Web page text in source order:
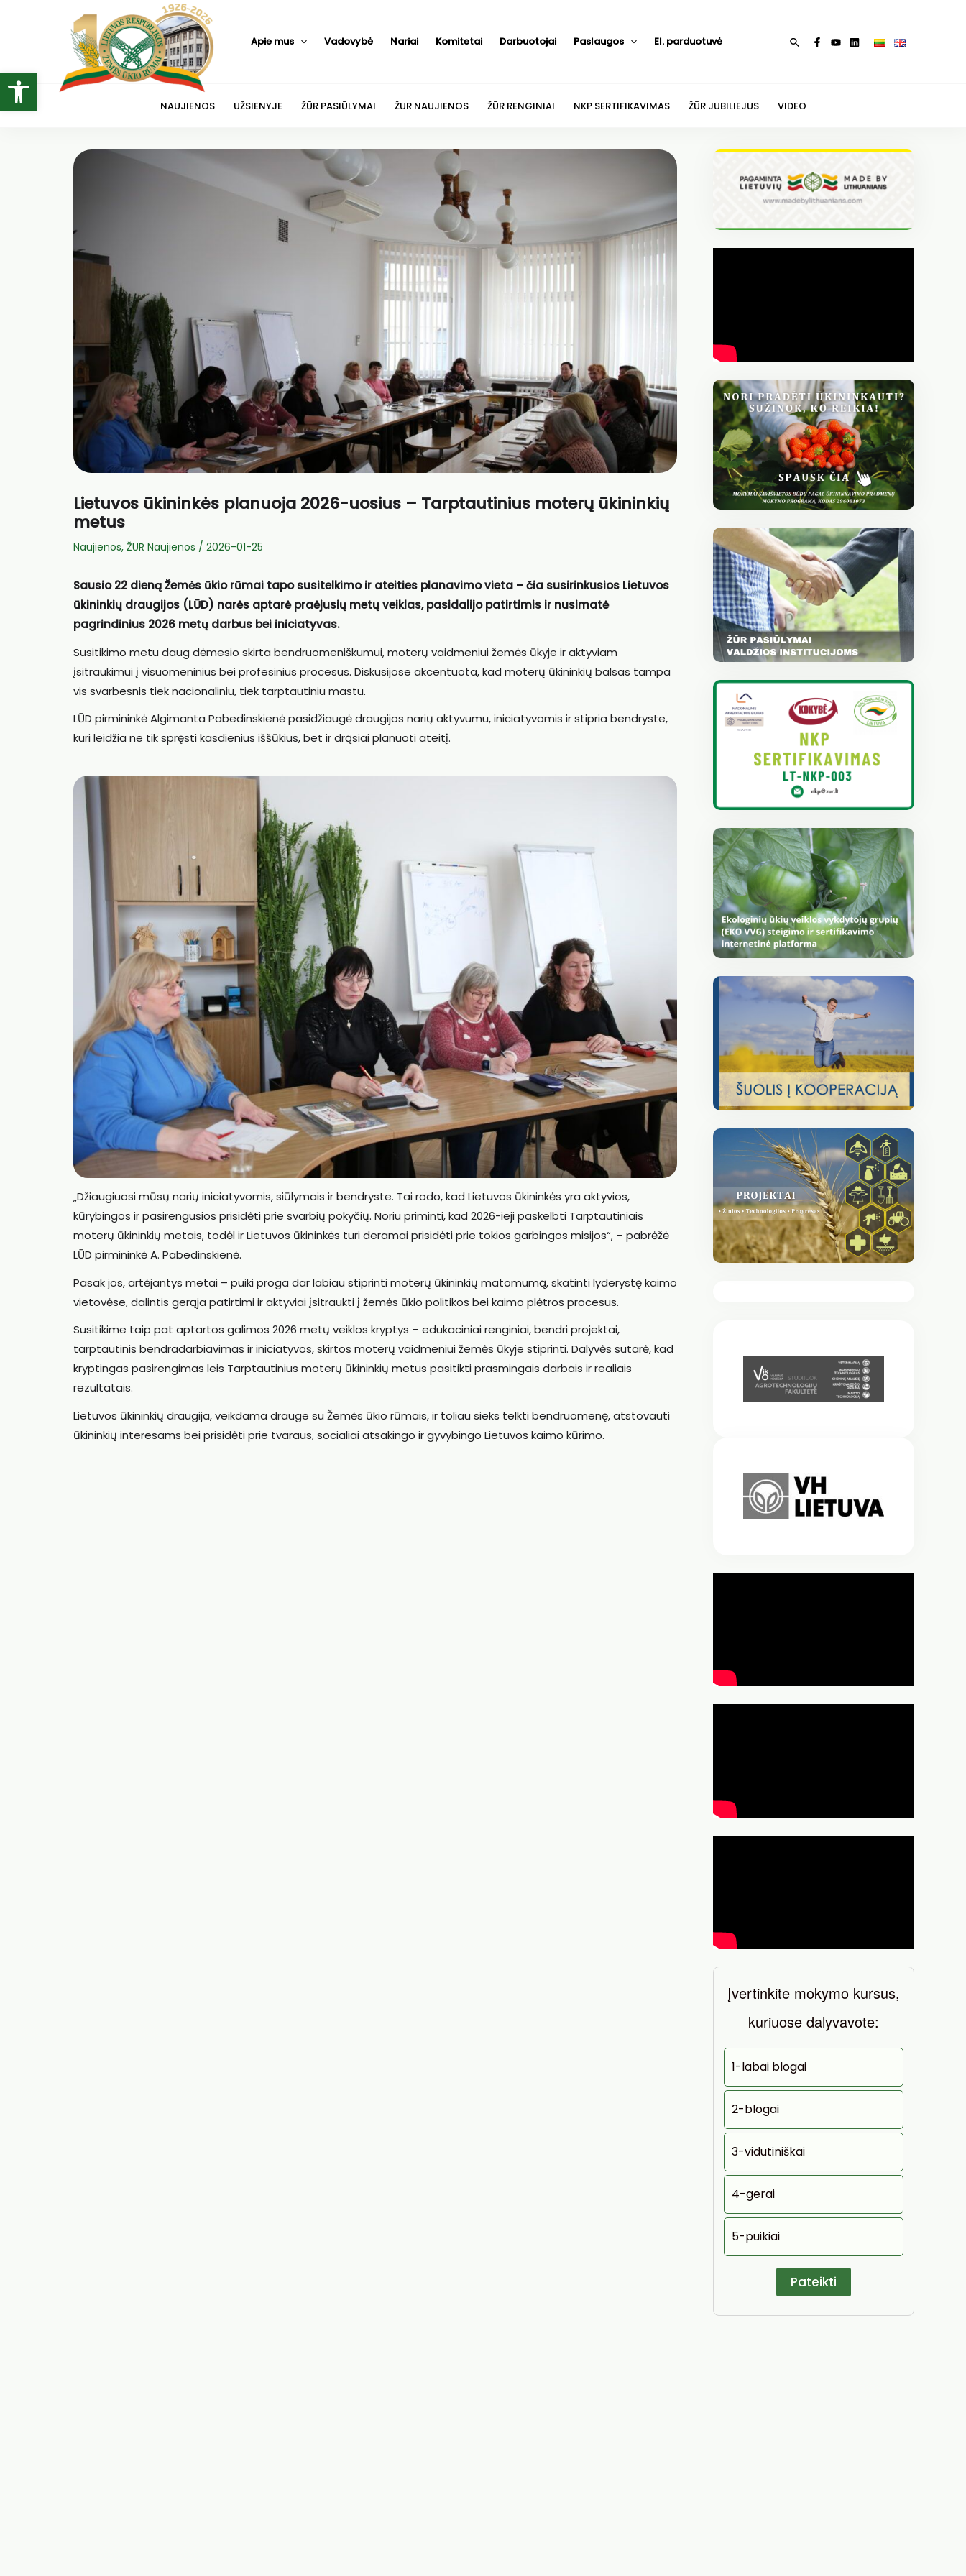
Open toolbar
Apie mus Vadovybė Nariai Komitetai Darbuotojai Paslaugos El. parduotuvė Paieška
NAUJIENOS UŽSIENYJE ŽŪR PASIŪLYMAI ŽUR NAUJIENOS ŽŪR RENGINIAI NKP SERTIFIKAVIMAS ŽŪR JUBILIEJUS VIDEO
Lietuvos ūkininkės planuoja 2026-uosius – Tarptautinius moterų ūkininkių
metus
Naujienos, ŽUR Naujienos / 2026-01-25
Sausio 22 dienąŽemės ūkio rūmai tapo susitelkimo ir ateities planavimo vieta – čia susirinkusios Lietuvos
ūkininkių draugijos (LŪD) narės aptarė praėjusių metų veiklas, pasidalijo patirtimis ir nusimatė
pagrindinius 2026 metų darbus bei iniciatyvas.
Susitikimo metu daug dėmesio skirta bendruomeniškumui, moterų vaidmeniui žemės ūkyje ir aktyviam
įsitraukimui į visuomeninius bei profesinius procesus. Diskusijose akcentuota, kad moterų ūkininkių balsas tampa
vis svarbesnis tiek nacionaliniu, tiek tarptautiniu mastu.
LŪD pirmininkėAlgimanta Pabedinskienėpasidžiaugė draugijos narių aktyvumu, iniciatyvomis ir stipria bendryste,
kuri leidžia ne tik spręsti kasdienius iššūkius, bet ir drąsiai planuoti ateitį.
„Džiaugiuosi mūsų narių iniciatyvomis, siūlymais ir bendryste. Tai rodo, kad Lietuvos ūkininkės yra aktyvios,
kūrybingos ir pasirengusios prisidėti prie svarbių pokyčių. Noriu priminti, kad 2026-ieji paskelbti Tarptautiniais
moterų ūkininkių metais, todėl ir Lietuvos ūkininkės turi deramai prisidėti prie tokios garbingos misijos“, – pabrėžė
LŪD pirmininkė A. Pabedinskienė.
Pasak jos, artėjantys metai – puiki proga dar labiau stiprinti moterų ūkininkių matomumą, skatinti lyderystę kaimo
vietovėse, dalintis gerąja patirtimi ir aktyviai įsitraukti į žemės ūkio politikos bei kaimo plėtros procesus.
Susitikime taip pat aptartos galimos 2026 metų veiklos kryptys – edukaciniai renginiai, bendri projektai,
tarptautinis bendradarbiavimas ir iniciatyvos, skirtos moterų vaidmeniui žemės ūkyje stiprinti. Dalyvės sutarė, kad
kryptingas pasirengimas leis Tarptautinius moterų ūkininkių metus pasitikti prasmingais darbais ir realiais
rezultatais.
Lietuvos ūkininkių draugija, veikdama drauge su Žemės ūkio rūmais, ir toliau sieks telkti bendruomenę, atstovauti
ūkininkių interesams bei prisidėti prie tvaraus, socialiai atsakingo ir gyvybingo Lietuvos kaimo kūrimo.
Įvertinkite mokymo kursus,
kuriuose dalyvavote:
1-labai blogai
2-blogai
3-vidutiniškai
4-gerai
5-puikiai